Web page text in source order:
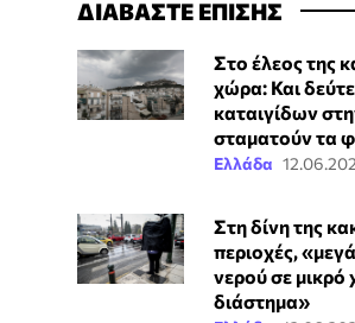
ΔΙΑΒΑΣΤΕ ΕΠΙΣΗΣ
Στο έλεος της
χώρα: Και
καταιγίδων
σταματούν τα
Ελλάδα
Στη δίνη της
περιοχές,
νερού σε μικρό
διάστημα»